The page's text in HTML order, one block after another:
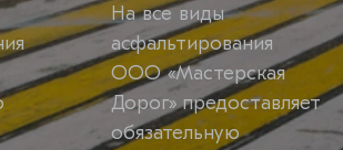
На все виды
асфальтирования
ООО «Мастерская
Дорог» предоставляет
обязательную